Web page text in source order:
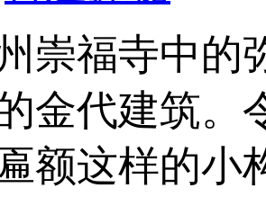
崇福寺中的
金代建筑。
额这样的小